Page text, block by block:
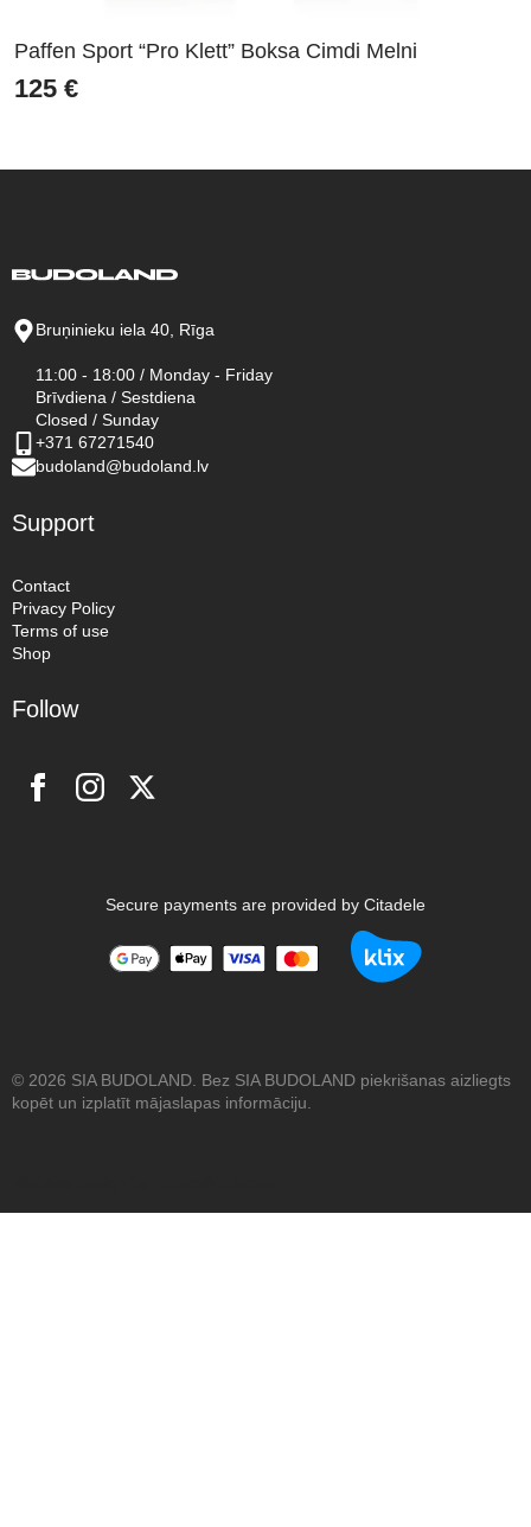
Paffen Sport “Pro Klett” Boksa Cimdi Melni
125 €
Bruņinieku iela 40, Rīga
11:00 - 18:00 / Monday - Friday
Brīvdiena / Sestdiena
Closed / Sunday
+371 67271540
budoland@budoland.lv
Support
Contact
Privacy Policy
Terms of use
Shop
Follow
Secure payments are provided by Citadele
© 2026 SIA BUDOLAND. Bez SIA BUDOLAND piekrišanas aizliegts
kopēt un izplatīt mājaslapas informāciju.